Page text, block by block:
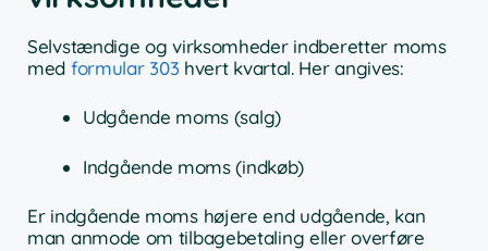
Selvstændige og virksomheder indberetter moms
med formular 303 hvert kvartal. Her angives:
Udgående moms (salg)
Indgående moms (indkøb)
Er indgående moms højere end udgående, kan
man anmode om tilbagebetaling eller overføre